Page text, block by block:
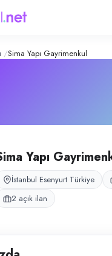
İstanbul Esenyurt
Sima Yapı Gayrimenkul
Yapı
İstanbul Esenyurt Türkiye
2 açık ilan